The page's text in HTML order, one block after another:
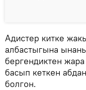
Адистер китке
албастыгына
бергендиктен
басып кеткен
болгон.